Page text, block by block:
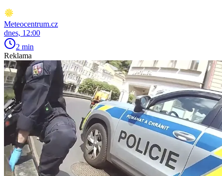
Meteocentrum.cz
dnes, 12:00
2 min
Reklama